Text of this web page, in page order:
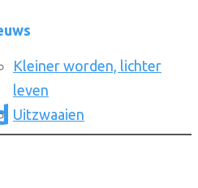
Kleiner worden, lichter
leven
Uitzwaaien